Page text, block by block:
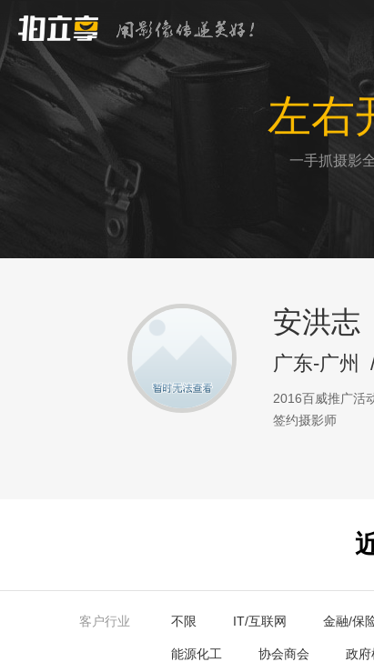
左右
一手抓摄影
安洪志
广东-广州
2016百威推广活
签约摄影师
客户行业 不限 IT/互联网 金融/保
能源化工 协会商会 政府